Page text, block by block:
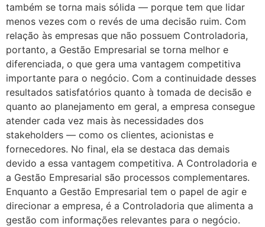
também se torna mais sólida — porque tem que lidar
menos vezes com o revés de uma decisão ruim. Com
relação às empresas que não possuem Controladoria,
portanto, a Gestão Empresarial se torna melhor e
diferenciada, o que gera uma vantagem competitiva
importante para o negócio. Com a continuidade desses
resultados satisfatórios quanto à tomada de decisão e
quanto ao planejamento em geral, a empresa consegue
atender cada vez mais às necessidades dos
stakeholders — como os clientes, acionistas e
fornecedores. No final, ela se destaca das demais
devido a essa vantagem competitiva. A Controladoria e
a Gestão Empresarial são processos complementares.
Enquanto a Gestão Empresarial tem o papel de agir e
direcionar a empresa, é a Controladoria que alimenta a
gestão com informações relevantes para o negócio.